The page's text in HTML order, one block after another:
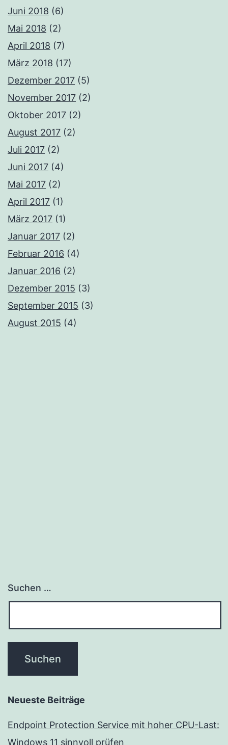
Juni 2018 (6)
Mai 2018 (2)
April 2018 (7)
März 2018 (17)
Dezember 2017 (5)
November 2017 (2)
Oktober 2017 (2)
August 2017 (2)
Juli 2017 (2)
Juni 2017 (4)
Mai 2017 (2)
April 2017 (1)
März 2017 (1)
Januar 2017 (2)
Februar 2016 (4)
Januar 2016 (2)
Dezember 2015 (3)
September 2015 (3)
August 2015 (4)
Suchen …
Neueste Beiträge
Endpoint Protection Service mit hoher CPU-Last:
Windows 11 sinnvoll prüfen